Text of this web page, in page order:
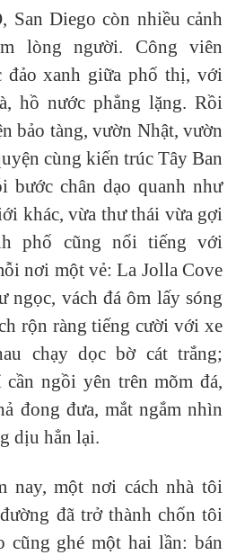
San Diego còn nhiều cảnh
lòng người. Công viên
đảo xanh giữa phố thị, với
hồ nước phẳng lặng. Rồi
bảo tàng, vườn Nhật, vườn
cùng kiến trúc Tây Ban
bước chân dạo quanh như
khác, vừa thư thái vừa gợi
phố cũng nổi tiếng với
nơi một vẻ: La Jolla Cove
ngọc, vách đá ôm lấy sóng
rộn ràng tiếng cười với xe
chạy dọc bờ cát trắng;
ngồi yên trên mõm đá,
đong đưa, mắt ngắm nhìn
dịu hẳn lại.
nay, một nơi cách nhà tôi
đã trở thành chốn tôi
cũng ghé một hai lần: bán